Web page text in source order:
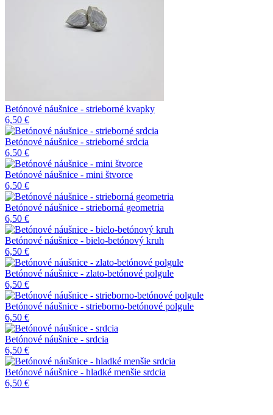
Betónové náušnice - strieborné kvapky
6,50 €
Betónové náušnice - strieborné srdcia
6,50 €
Betónové náušnice - mini štvorce
6,50 €
Betónové náušnice - strieborná geometria
6,50 €
Betónové náušnice - bielo-betónový kruh
6,50 €
Betónové náušnice - zlato-betónové polgule
6,50 €
Betónové náušnice - strieborno-betónové polgule
6,50 €
Betónové náušnice - srdcia
6,50 €
Betónové náušnice - hladké menšie srdcia
6,50 €